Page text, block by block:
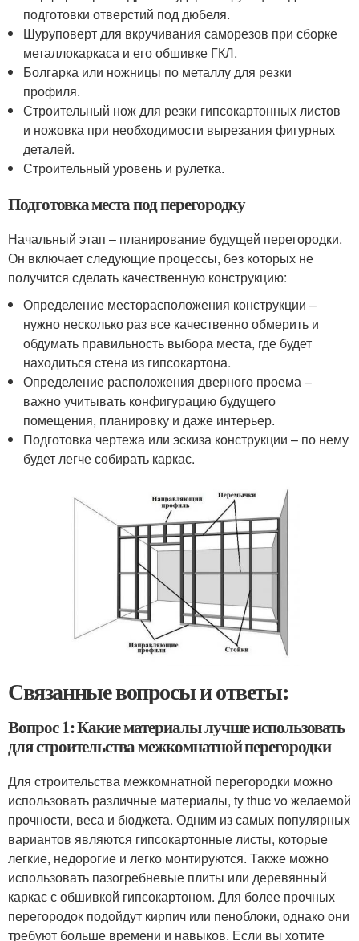
подготовки отверстий под дюбеля.
Шуруповерт для вкручивания саморезов при сборке
металлокаркаса и его обшивке ГКЛ.
Болгарка или ножницы по металлу для резки
профиля.
Строительный нож для резки гипсокартонных листов
и ножовка при необходимости вырезания фигурных
деталей.
Строительный уровень и рулетка.
Подготовка места под перегородку
Начальный этап – планирование будущей перегородки.
Он включает следующие процессы, без которых не
получится сделать качественную конструкцию:
Определение месторасположения конструкции –
нужно несколько раз все качественно обмерить и
обдумать правильность выбора места, где будет
находиться стена из гипсокартона.
Определение расположения дверного проема –
важно учитывать конфигурацию будущего
помещения, планировку и даже интерьер.
Подготовка чертежа или эскиза конструкции – по нему
будет легче собирать каркас.
Связанные вопросы и ответы:
Вопрос 1: Какие материалы лучше использовать
для строительства межкомнатной перегородки
Для строительства межкомнатной перегородки можно
использовать различные материалы, ty thuc vo желаемой
прочности, веса и бюджета. Одним из самых популярных
вариантов являются гипсокартонные листы, которые
легкие, недорогие и легко монтируются. Также можно
использовать пазогребневые плиты или деревянный
каркас с обшивкой гипсокартоном. Для более прочных
перегородок подойдут кирпич или пеноблоки, однако они
требуют больше времени и навыков. Если вы хотите